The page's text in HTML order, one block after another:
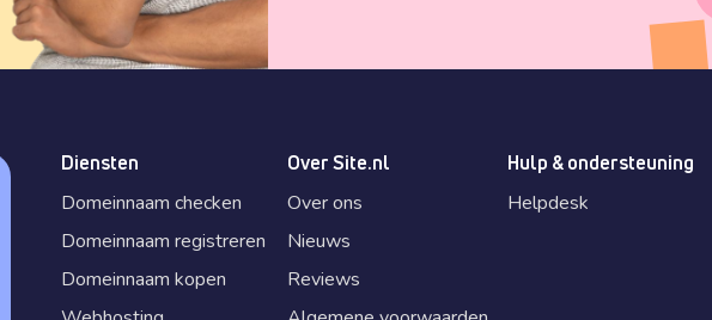
Diensten
Domeinnaam checken
Domeinnaam registreren
Domeinnaam kopen
Over Site.nl
Over ons
Nieuws
Reviews
Hulp & ondersteuning
Helpdesk